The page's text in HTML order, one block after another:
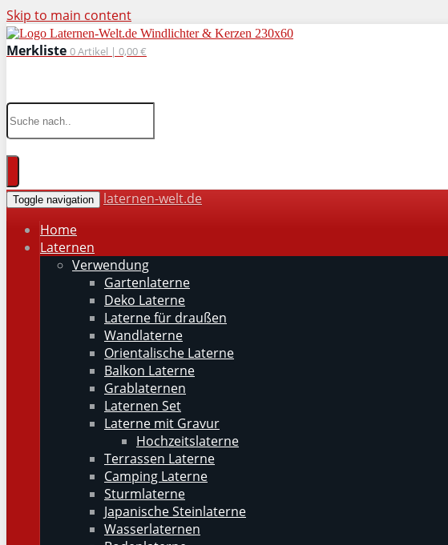
Skip to main content
Merkliste 0Artikel | 0,00 €
Toggle navigation
laternen-welt.de
Home
Laternen
Verwendung
Gartenlaterne
Deko Laterne
Laterne für draußen
Wandlaterne
Orientalische Laterne
Balkon Laterne
Grablaternen
Laternen Set
Laterne mit Gravur
Hochzeitslaterne
Terrassen Laterne
Camping Laterne
Sturmlaterne
Japanische Steinlaterne
Wasserlaternen